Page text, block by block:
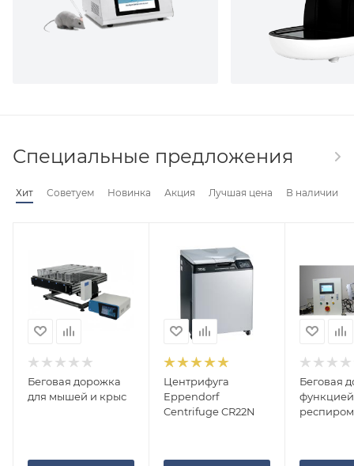
Специальные предложения
Хит Советуем Новинка Акция Лучшая цена В наличии
Беговая дорожка
для мышей и крыс
Центрифуга
Eppendorf
Centrifuge CR22N
Беговая
функцией